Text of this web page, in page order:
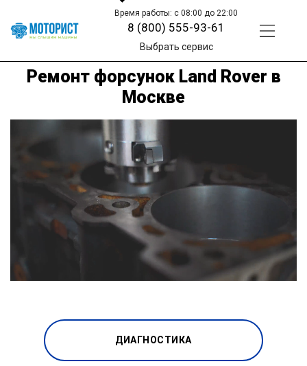
Время работы: с 08:00 до 22:00
8 (800) 555-93-61
Выбрать сервис
Ремонт форсунок Land Rover в
Москве
ДИАГНОСТИКА